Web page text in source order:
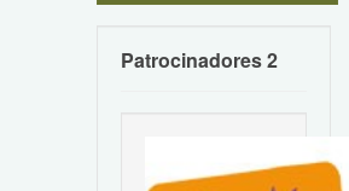
Patrocinadores 2